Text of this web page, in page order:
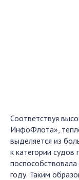
Соответствуя
ИнфоФлота»,
выделяется из
к категории
году. Таким